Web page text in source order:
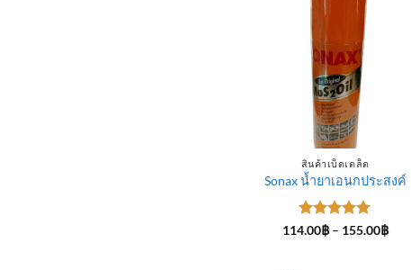
สินค้าเบ็ดเตล็ด
Sonax น้ำยาเอนกประสงค์
ให้คะแนน
114.00฿ – 155.00฿Price